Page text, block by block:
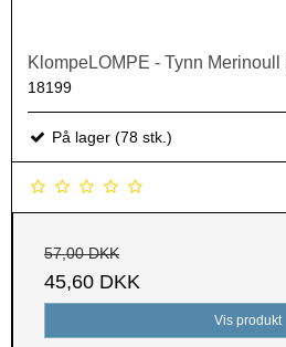
KlompeLOMPE - Tynn Merinoull
18199
På lager (78 stk.)
57,00 DKK
45,60 DKK
Vis produkt